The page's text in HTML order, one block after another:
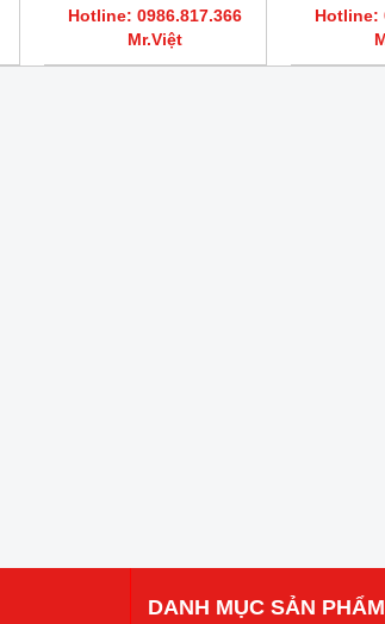
CWS-8
Máy cất nước một lần 3.5L/giờ CWS-4
DAIHAN DH.WatS8001
Hotline: 0986.817.366 Mr.Việt
100~1,000ml
Hotline: 0986.817.366
Mr.Việt
Hotline:
DANH MỤC SẢN PHẨM